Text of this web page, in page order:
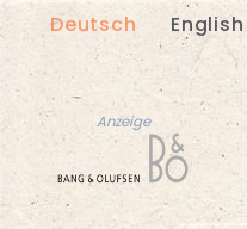
Deutsch English
Anzeige